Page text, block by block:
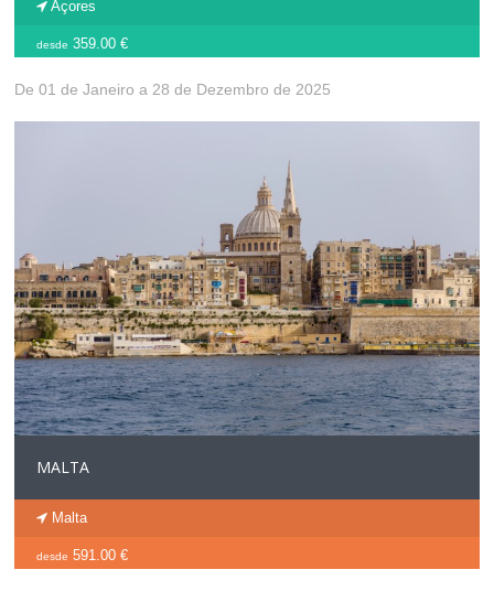
Açores
desde 359.00 €
De 01 de Janeiro a 28 de Dezembro de 2025
MALTA
Malta
desde 591.00 €